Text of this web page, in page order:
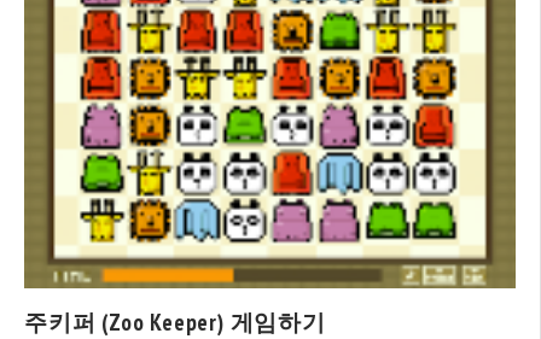
주키퍼 (Zoo Keeper) 게임하기